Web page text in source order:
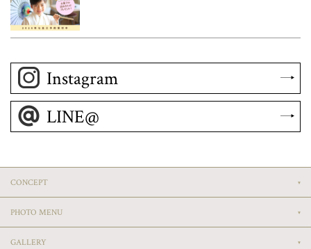
Instagram
LINE@
CONCEPT
PHOTO MENU
GALLERY